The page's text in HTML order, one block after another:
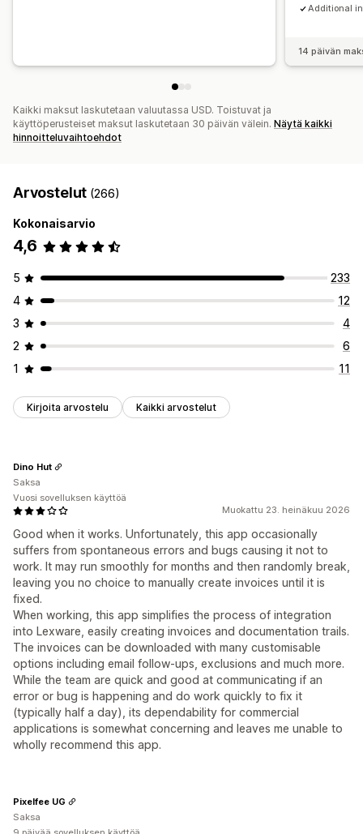
Additional
14 päivän
Kaikki maksut laskutetaan valuutassa USD. Toistuvat ja
käyttöperusteiset maksut laskutetaan 30 päivän välein. Näytä kaikki
hinnoitteluvaihtoehdot
Arvostelut (266)
Kokonaisarvio
4,6
5
233
4
12
3
4
2
6
1
11
Kirjoita arvostelu Kaikki arvostelut
Muokattu 23. heinäkuu 2026
Good when it works. Unfortunately, this app occasionally
suffers from spontaneous errors and bugs causing it not to
work. It may run smoothly for months and then randomly break,
leaving you no choice to manually create invoices until it is
fixed.
When working, this app simplifies the process of integration
into Lexware, easily creating invoices and documentation trails.
The invoices can be downloaded with many customisable
options including email follow-ups, exclusions and much more.
While the team are quick and good at communicating if an
error or bug is happening and do work quickly to fix it
(typically half a day), its dependability for commercial
applications is somewhat concerning and leaves me unable to
wholly recommend this app.
Dino Hut
Saksa
Vuosi sovelluksen käyttöä
Pixelfee UG
Saksa